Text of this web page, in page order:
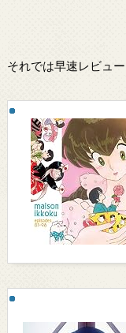
それでは早速レビュ